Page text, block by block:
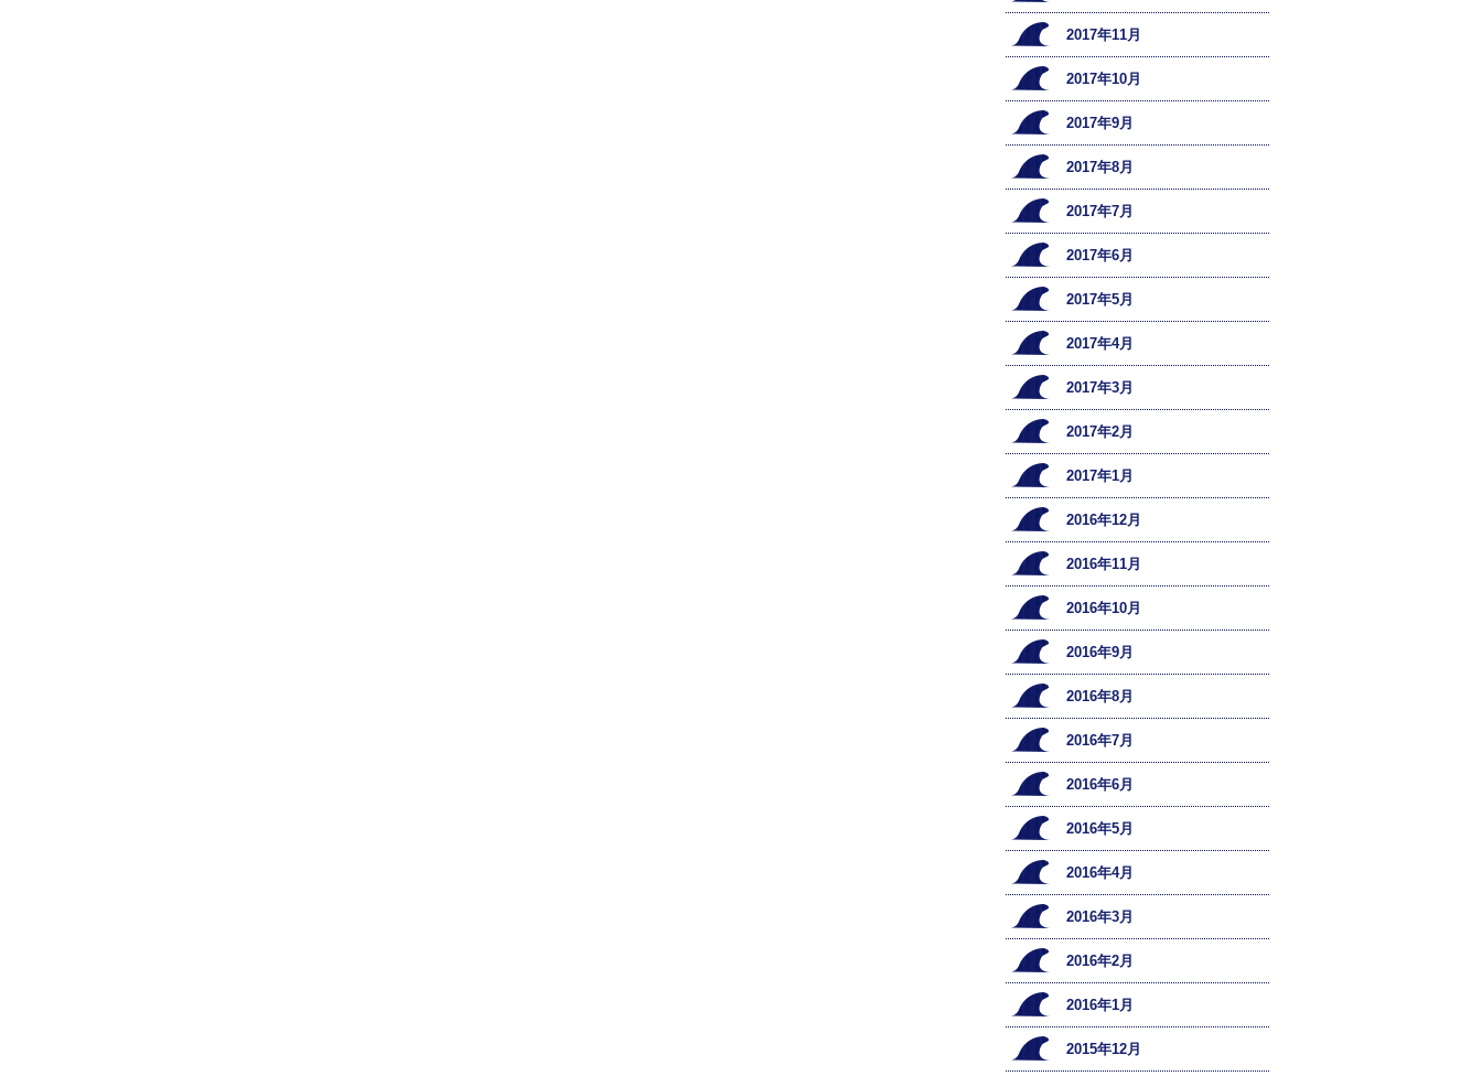
2017年11月
2017年10月
2017年9月
2017年8月
2017年7月
2017年6月
2017年5月
2017年4月
2017年3月
2017年2月
2017年1月
2016年12月
2016年11月
2016年10月
2016年9月
2016年8月
2016年7月
2016年6月
2016年5月
2016年4月
2016年3月
2016年2月
2016年1月
2015年12月